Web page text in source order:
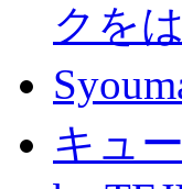
クを
キュ